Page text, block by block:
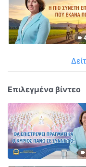
Επιλεγμένα βίντεο